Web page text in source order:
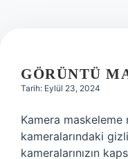
GÖRÜNTÜ
Tarih: Eylül 23, 2024
Kamera
kameralarındaki
kameralarınızın